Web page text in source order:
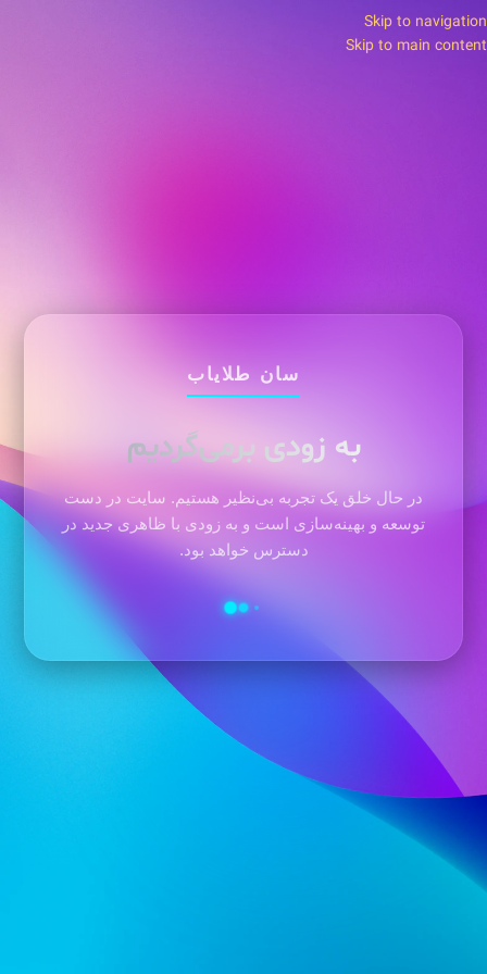
Skip to navigation
Skip to main content
سان طلایاب
به زودی برمی‌گردیم
در حال خلق یک تجربه بی‌نظیر هستیم. سایت در دست
توسعه و بهینه‌سازی است و به زودی با ظاهری جدید در
دسترس خواهد بود.